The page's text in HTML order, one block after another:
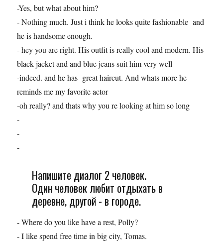
-Yes, but what about him?
- Nothing much. Just i think he looks quite fashionable and
he is handsome enough.
- hey you are right. His outfit is really cool and modern. His
black jacket and and blue jeans suit him very well
-indeed. and he has great haircut. And whats more he
reminds me my favorite actor
-oh really? and thats why you re looking at him so long
-
-
-
Напишите диалог 2 человек.
Один человек любит отдыхать в
деревне, другой - в городе.
- Where do you like have a rest, Polly?
- I like spend free time in big city, Tomas.